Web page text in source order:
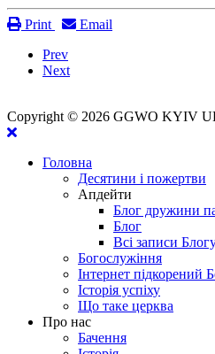
Print
Email
Prev
Next
Copyright © 2026 GGWO KYIV
Головна
Десятини і пожертви
Апдейти
Блог дружини
Блог
Всі записи
Богослужіння
Інтернет підкорений
Історія успіху
Що таке церква
Про нас
Бачення